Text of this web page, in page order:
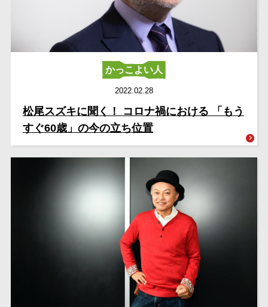
かっこよい人
2022.02.28
松尾スズキに聞く！ コロナ禍における 「もう
すぐ60歳」の今の立ち位置